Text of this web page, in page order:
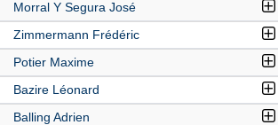
Morral Y Segura José
Zimmermann Frédéric
Potier Maxime
Bazire Léonard
Balling Adrien